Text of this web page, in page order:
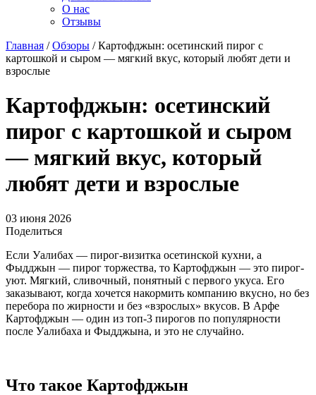
О нас
Отзывы
Главная /Обзоры /Картофджын: осетинский пирог с
картошкой и сыром — мягкий вкус, который любят дети и
взрослые
Картофджын: осетинский
пирог с картошкой и сыром
— мягкий вкус, который
любят дети и взрослые
03 июня 2026
Поделиться
Если Уалибах — пирог-визитка осетинской кухни, а
Фыдджын — пирог торжества, то Картофджын — это пирог-
уют. Мягкий, сливочный, понятный с первого укуса. Его
заказывают, когда хочется накормить компанию вкусно, но без
перебора по жирности и без «взрослых» вкусов. В Арфе
Картофджын — один из топ-3 пирогов по популярности
после Уалибаха и Фыдджына, и это не случайно.
Что такое Картофджын